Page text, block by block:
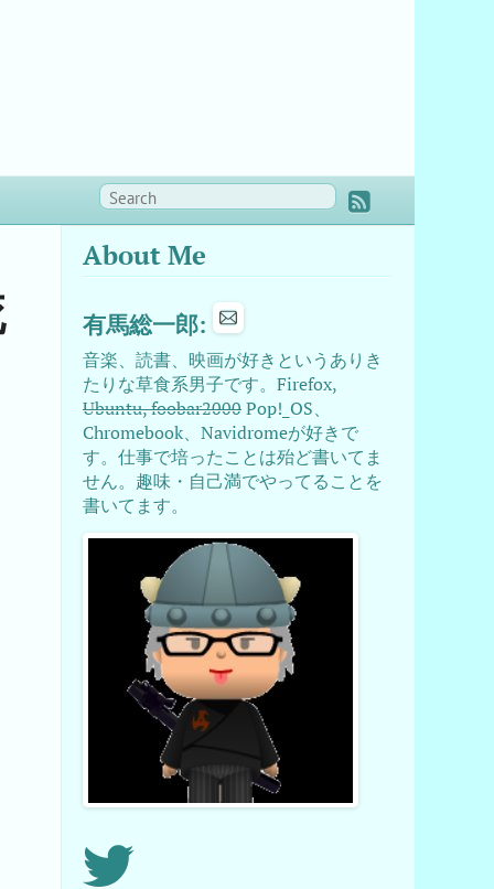
About Me
有馬総一郎:
音楽、読書、映画が好きというありき
たりな草食系男子です。Firefox,
Ubuntu, foobar2000Pop!_OS、
Chromebook、Navidromeが好きで
す。仕事で培ったことは殆ど書いてま
せん。趣味・自己満でやってることを
書いてます。